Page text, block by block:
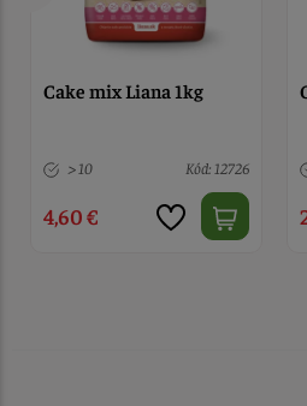
Cake mix Liana 1kg
> 10 Kód: 12726
4,60 €